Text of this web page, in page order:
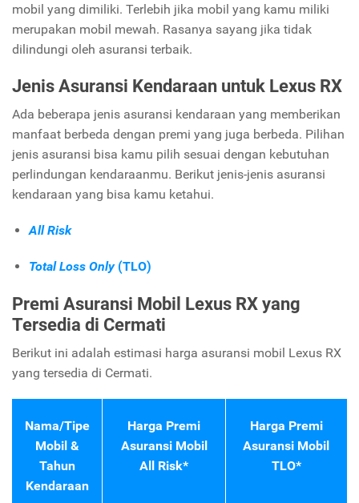
mobil yang dimiliki. Terlebih jika mobil yang kamu miliki
merupakan mobil mewah. Rasanya sayang jika tidak
dilindungi oleh asuransi terbaik.
Jenis Asuransi Kendaraan untuk Lexus RX
Ada beberapa jenis asuransi kendaraan yang memberikan
manfaat berbeda dengan premi yang juga berbeda. Pilihan
jenis asuransi bisa kamu pilih sesuai dengan kebutuhan
perlindungan kendaraanmu. Berikut jenis-jenis asuransi
kendaraan yang bisa kamu ketahui.
All Risk
Total Loss Only(TLO)
Premi Asuransi Mobil Lexus RX yang
Tersedia di Cermati
Berikut ini adalah estimasi harga asuransi mobil Lexus RX
yang tersedia di Cermati.
Nama/Tipe
Mobil &
Tahun
Kendaraan
Harga Premi
Asuransi Mobil
All Risk*
Harga Premi
Asuransi Mobil
TLO*